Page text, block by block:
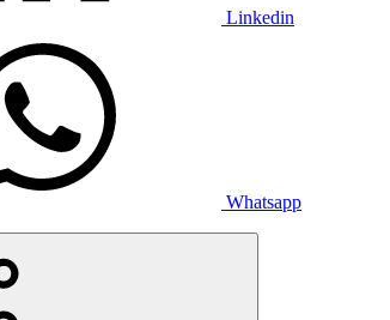
Linkedin
Whatsapp